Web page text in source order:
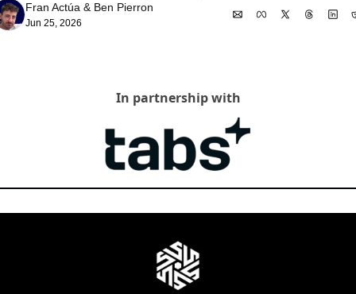
Fran Actúa & Ben Pierron
Jun 25, 2026
In partnership with